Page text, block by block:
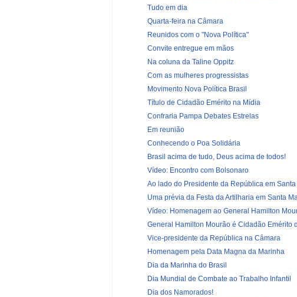
Tudo em dia
Quarta-feira na Câmara
Reunidos com o "Nova Política"
Convite entregue em mãos
Na coluna da Taline Oppitz
Com as mulheres progressistas
Movimento Nova Política Brasil
Título de Cidadão Emérito na Mídia
Confraria Pampa Debates Estrelas
Em reunião
Conhecendo o Poa Solidária
Brasil acima de tudo, Deus acima de todos!
Vídeo: Encontro com Bolsonaro
Ao lado do Presidente da República em
Uma prévia da Festa da Artilharia em Santa
Vídeo: Homenagem ao General Hamilton
General Hamilton Mourão é Cidadão Emérito
Vice-presidente da República na Câmara
Homenagem pela Data Magna da Marinha
Dia da Marinha do Brasil
Dia Mundial de Combate ao Trabalho Infantil
Dia dos Namorados!